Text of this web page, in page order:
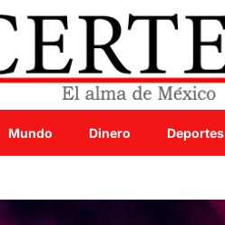
Mundo Dinero Deportes